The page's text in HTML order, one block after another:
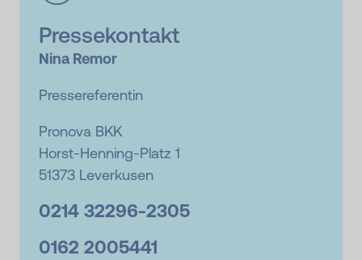
Pressekontakt
Nina Remor
Pressereferentin
Pronova BKK
Horst-Henning-Platz 1
51373 Leverkusen
0214 32296-2305
0162 2005441